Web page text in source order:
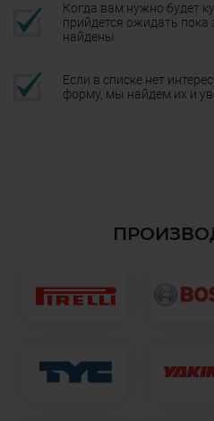
Когда вам нужно будет
прийдется ожидать пока
найдены
Если в списке нет
форму, мы найдем их и